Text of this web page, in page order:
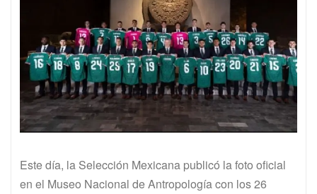
Este día, la Selección Mexicana publicó la foto oficial
en el Museo Nacional de Antropología con los 26